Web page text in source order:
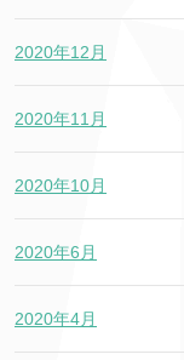
2020年12月
2020年11月
2020年10月
2020年6月
2020年4月